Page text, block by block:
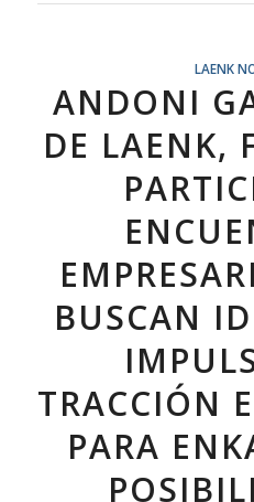
LAENK
ANDONI
DE LAENK,
BUSCAN
TRACCIÓN
PARA